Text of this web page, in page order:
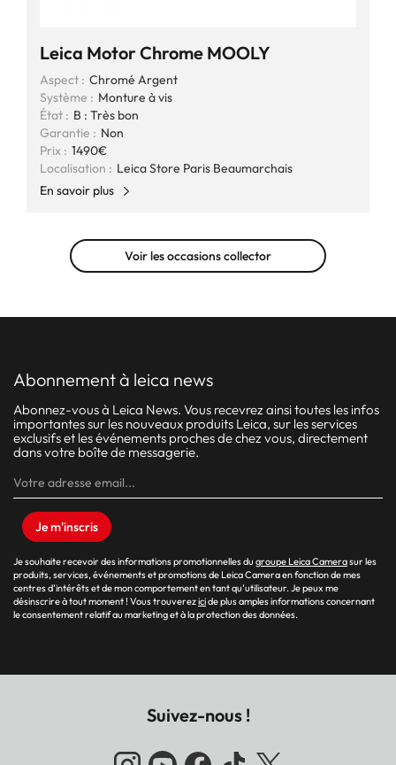
Leica Motor Chrome MOOLY
Aspect : Chromé Argent
Système : Monture à vis
État : B : Très bon
Garantie : Non
Prix : 1490€
Localisation : Leica Store Paris Beaumarchais
En savoir plus
Voir les occasions collector
abonnement à leica news
Abonnez-vous à Leica News. Vous recevrez ainsi toutes les infos
importantes sur les nouveaux produits Leica, sur les services
exclusifs et les événements proches de chez vous, directement
dans votre boîte de messagerie.
Je m'inscris
Je souhaite recevoir des informations promotionnelles du groupe Leica Camerasur les
produits, services, événements et promotions de Leica Camera en fonction de mes
centres d’intérêts et de mon comportement en tant qu’utilisateur. Je peux me
désinscrire à tout moment ! Vous trouverezicide plus amples informations concernant
le consentement relatif au marketing et à la protection des données.
Suivez-nous !